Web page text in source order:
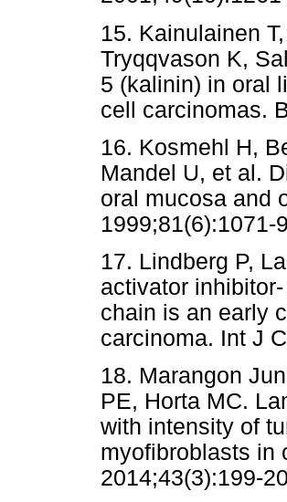
15. Kainulainen
Tryqqvason K,
5 (kalinin) in oral
cell carcinomas.
16. Kosmehl H,
Mandel U, et al.
oral mucosa and
1999;81(6):1071-
17. Lindberg P,
activator
chain is an early
carcinoma. Int J
18. Marangon
PE, Horta MC.
with intensity of
myofibroblasts in
2014;43(3):199-